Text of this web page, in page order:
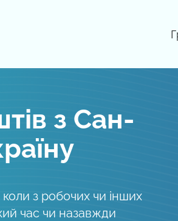
з Сан-
з робочих чи інших
час чи назавжди